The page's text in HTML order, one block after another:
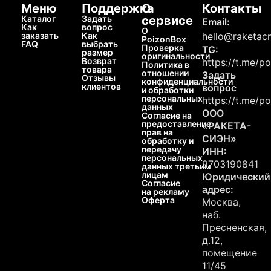
Меню
Каталог
Как
заказать
FAQ
Поддержка
Задать
вопрос
Как
выбрать
размер
Возврат
товара
Отзывы
клиентов
О
сервисе
О
PoizonBox
Проверка
оригинальности
Политика в
отношении
конфиденциальности
и обработки
персональных
данных
Согласие на
предоставление
прав на
обработку и
передачу
персональных
данных третьим
лицам
Согласие
на рекламу
Оферта
Контакты
Email:
TG:
https://t.me/
Задать
вопрос
https://t.me/
ООО
«РАКЕТА-
СИЭН»
ИНН:
9703190841
Юридический
адрес:
Москва,
наб.
Пресненская,
д.12,
помещение
11/45